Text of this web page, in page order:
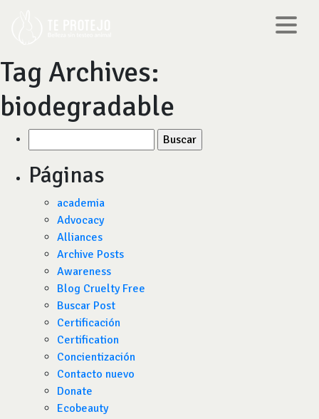
Tag Archives:
biodegradable
por:
Páginas
academia
Advocacy
Alliances
Archive Posts
Awareness
Blog Cruelty Free
Buscar Post
Certificación
Certification
Concientización
Contacto nuevo
Donate
Ecobeauty